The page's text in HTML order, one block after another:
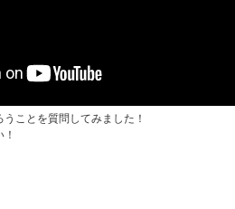
ことを質問してみました！